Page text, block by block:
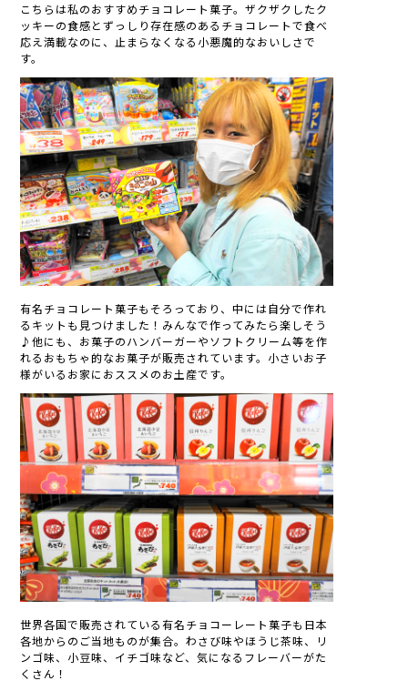
こちらは私のおすすめチョコレート菓子。ザクザクしたク
ッキーの食感とずっしり存在感のあるチョコレートで食べ
応え満載なのに、止まらなくなる小悪魔的なおいしさで
す。
有名チョコレート菓子もそろっており、中には自分で作れ
るキットも見つけました！みんなで作ってみたら楽しそう
♪他にも、お菓子のハンバーガーやソフトクリーム等を作
れるおもちゃ的なお菓子が販売されています。小さいお子
様がいるお家におススメのお土産です。
世界各国で販売されている有名チョコーレート菓子も日本
各地からのご当地ものが集合。わさび味やほうじ茶味、リ
ンゴ味、小豆味、イチゴ味など、気になるフレーバーがた
くさん！